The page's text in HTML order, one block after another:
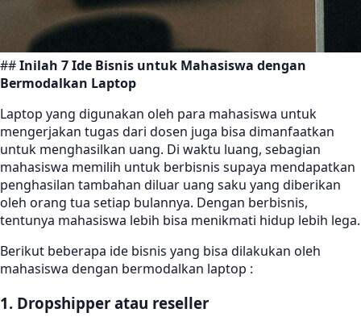
##Inilah 7 Ide Bisnis untuk Mahasiswa dengan
Bermodalkan Laptop
Laptop yang digunakan oleh para mahasiswa untuk
mengerjakan tugas dari dosen juga bisa dimanfaatkan
untuk menghasilkan uang. Di waktu luang, sebagian
mahasiswa memilih untuk berbisnis supaya mendapatkan
penghasilan tambahan diluar uang saku yang diberikan
oleh orang tua setiap bulannya. Dengan berbisnis,
tentunya mahasiswa lebih bisa menikmati hidup lebih lega.
Berikut beberapa ide bisnis yang bisa dilakukan oleh
mahasiswa dengan bermodalkan laptop :
1. Dropshipper atau reseller